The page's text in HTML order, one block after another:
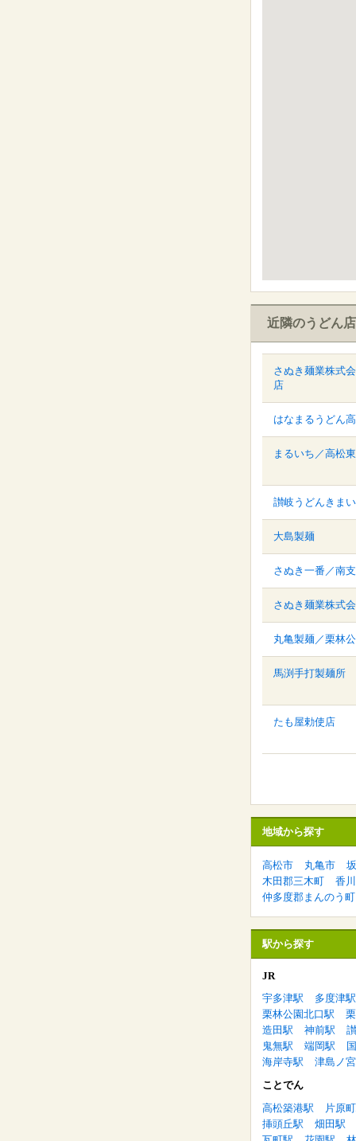
近隣のうどん店
さぬき麺業株式
店
はなまるうどん
まるいち／高松
讃岐うどんきま
大島製麺
さぬき一番／南
さぬき麺業株式
丸亀製麺／栗林
馬渕手打製麺所
たも屋勅使店
地域から探す
高松市 丸亀市
木田郡三木町
香
仲多度郡まんのう町
駅から探す
JR
宇多津駅
多度津駅
栗林公園北口駅
造田駅
神前駅
鬼無駅
端岡駅
海岸寺駅
津島ノ
ことでん
高松築港駅
片原
挿頭丘駅
畑田駅